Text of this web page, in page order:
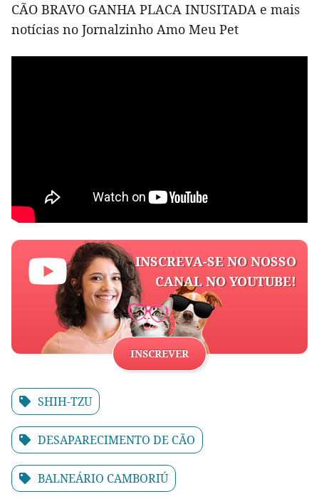
CÃO BRAVO GANHA PLACA INUSITADA e mais
notícias no Jornalzinho Amo Meu Pet
INSCREVA-SE NO NOSSO
CANAL NO YOUTUBE!
INSCREVER
SHIH-TZU
DESAPARECIMENTO DE CÃO
BALNEÁRIO CAMBORIÚ